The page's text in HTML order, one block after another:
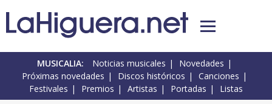
MUSICALIA: Noticias musicales
Novedades
Próximas novedades
Discos históricos
Canciones
Festivales
Premios Artistas Portadas Listas